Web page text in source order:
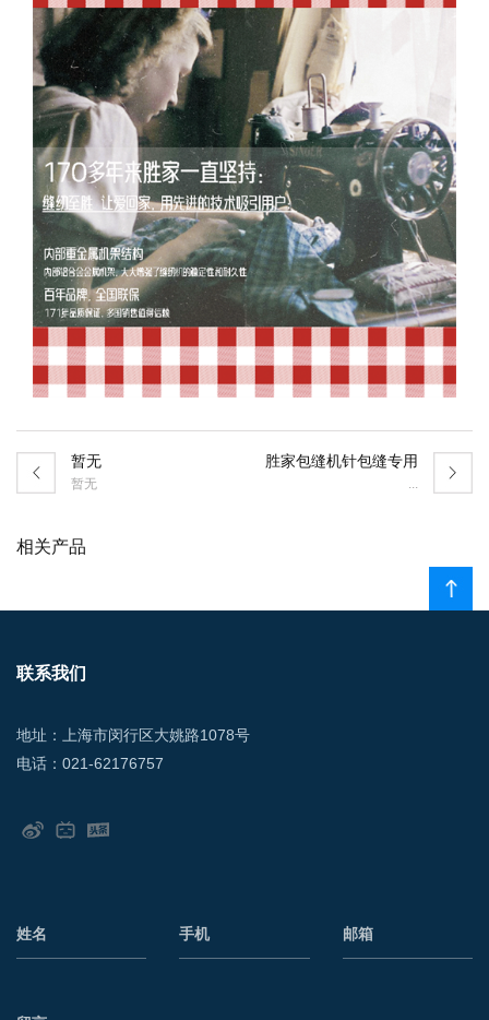
暂无
暂无
胜家包缝机针包缝专用
...
相关产品
联系我们
地址：上海市闵行区大姚路1078号
电话：021-62176757
姓名 手机 邮箱